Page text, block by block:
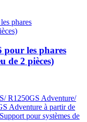
pour les phares
de 2 pièces)